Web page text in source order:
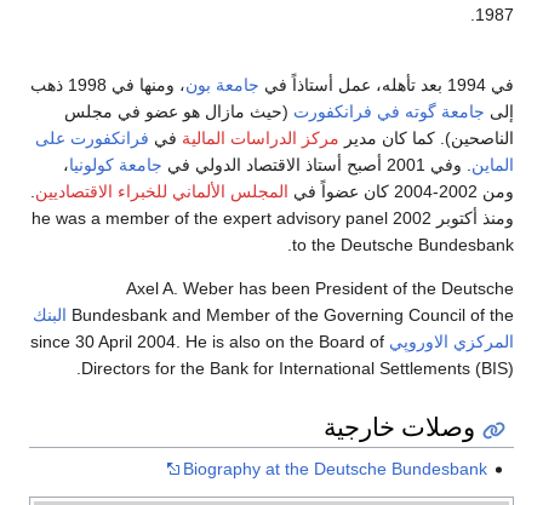
1987.
في 1994 بعد تأهله، عمل أستاذاً في جامعة بون
، ومنها في 1998 ذهب
إلى جامعة گوته في فرانكفورت (حيث مازال هو عضو في مجلس
الناصحين). كما كان مدير مركز الدراسات المالية في فرانكفورت على
الماين . وفي 2001 أصبح أستاذ الاقتصاد الدولي في جامعة كولونيا،
ومن 2002-2004 كان عضواً في
المجلس الألماني للخبراء الاقتصاديين
ومنذ أكتوبر 2002 he was a member of the expert advisory panel
to the Deutsche Bundesbank.
Axel A. Weber has been President of the Deutsche
Bundesbank and Member of the Governing Council of the البنك
المركزي الاوروپي since 30 April 2004. He is also on the Board of
Directors for the Bank for International Settlements (BIS).
وصلات خارجية
Biography at the Deutsche Bundesbank